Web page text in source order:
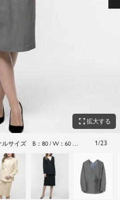
zoom_out_map 拡大する
サイズ B：80 / W：60 / 1/23